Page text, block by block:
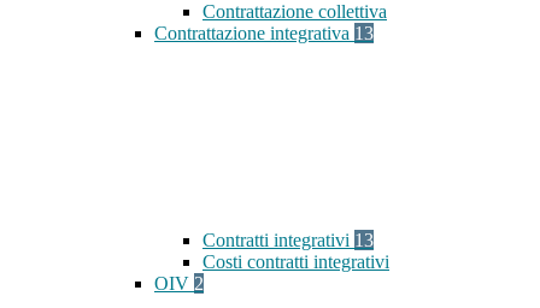
Contrattazione collettiva
Contrattazione integrativa 13
Contratti integrativi 13
Costi contratti integrativi
OIV 2